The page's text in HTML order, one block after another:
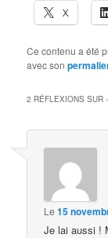
X
Ce contenu a été
avec son
2 RÉFLEXIONS SUR
Le15
Je lai aussi !